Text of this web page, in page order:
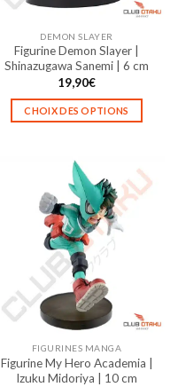
DEMON SLAYER
Figurine Demon Slayer |
Shinazugawa Sanemi | 6 cm
19,90€
CHOIX DES OPTIONS
a
plusieurs
variations.
Les
options
peuvent
être
choisies
sur
page
du
FIGURINES MANGA
Figurine My Hero Academia |
Izuku Midoriya | 10 cm